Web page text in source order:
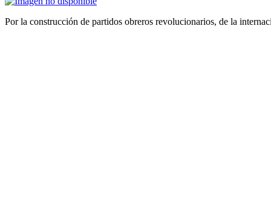
Por la construcción de partidos obreros revolucionarios, de la